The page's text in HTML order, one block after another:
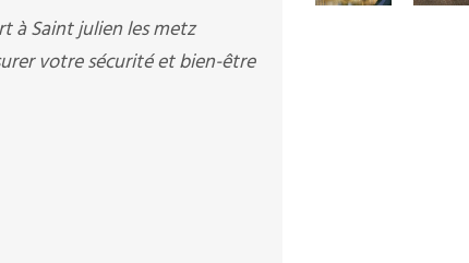
à Saint julien les metz
votre sécurité et bien-être